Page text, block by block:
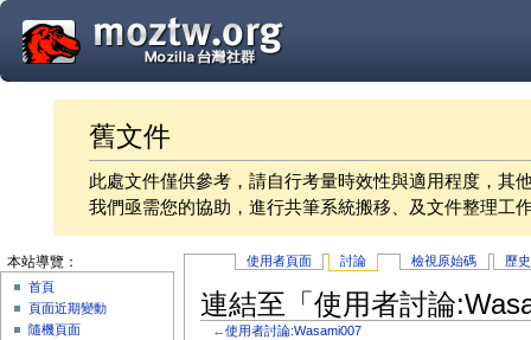
舊文件
此處文件僅供參考，請自行考量時效性與適用程度，其
我們亟需您的協助，進行共筆系統搬移、及文件整理工
使用者頁面 討論 檢視原始碼 歷
連結至「使用者討論
←使用者討論:Wasami007
本站導覽：
首頁
頁面近期變動
隨機頁面